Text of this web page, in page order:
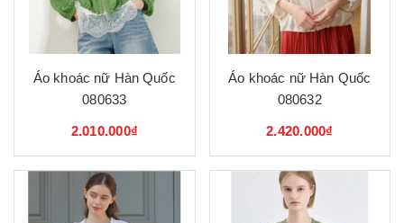
Áo khoác nữ Hàn Quốc
080633
2.010.000₫
Áo khoác nữ Hàn Quốc
080632
2.420.000₫